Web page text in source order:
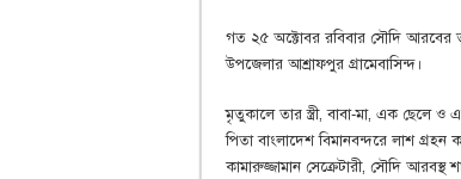
গত ২৫ অক্টোবর রবিবার সৌদি আরবের
উপজেলার আশ্রাফপুর গ্রামেবাসিন্দ।
মৃতুকালে তার স্ত্রী, বাবা-মা, এক ছেলে
পিতা বাংলাদেশ বিমানবন্দরে লাশ
কামারুজ্জামান সেক্রেটারী, সৌদি আরবস্থ